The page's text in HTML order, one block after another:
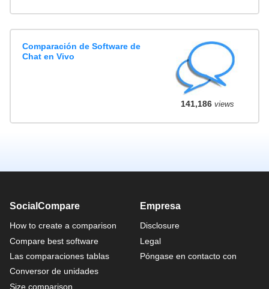
Comparación de Software de
Chat en Vivo
141,186views
SocialCompare
How to create a comparison
Compare best software
Las comparaciones tablas
Conversor de unidades
Size comparison
Empresa
Disclosure
Legal
Póngase en contacto con